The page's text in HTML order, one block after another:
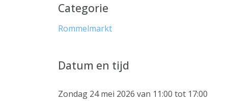
Categorie
Rommelmarkt
Datum en tijd
Zondag 24 mei 2026 van 11:00 tot 17:00